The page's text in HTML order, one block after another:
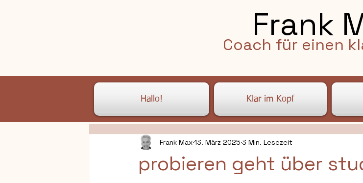
Frank
Coach für einen
Hallo! Klar im Kopf
probieren geht über
Frank Max13. März 2025 3 Min. Lesezeit